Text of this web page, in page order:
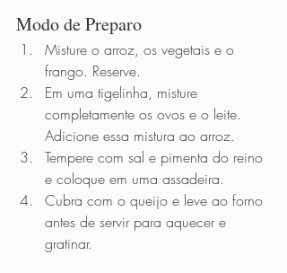
Modo de Preparo
Misture o arroz, os vegetais e o
frango. Reserve.
Em uma tigelinha, misture
completamente os ovos e o leite.
Adicione essa mistura ao arroz.
Tempere com sal e pimenta do reino
e coloque em uma assadeira.
Cubra com o queijo e leve ao forno
antes de servir para aquecer e
gratinar.